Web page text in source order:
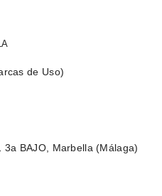
de Uso)
3a BAJO, Marbella (Málaga)